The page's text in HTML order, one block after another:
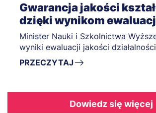
Gwarancja jakości
dzięki wynikom
Minister Nauki i Szkolnictwa
wyniki ewaluacji jakości
za lata 2022-2025.
PRZECZYTAJ
Dowiedz się więcej